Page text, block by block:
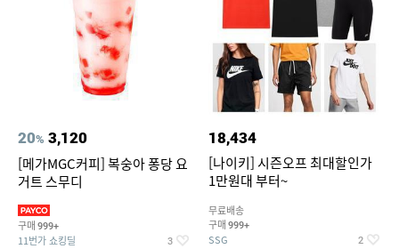
20% 3,120
[메가MGC커피] 복숭아 퐁당 요
거트 스무디
구매 999+
11번가 쇼킹딜 3
18,434
[나이키] 시즌오프 최대할인가
1만원대 부터~
무료배송
구매 999+
SSG 2